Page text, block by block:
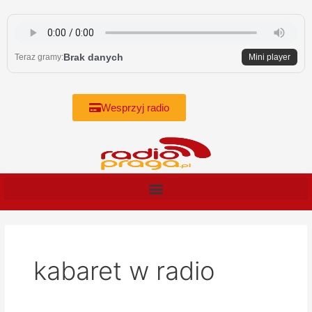
content
Teraz gramy:Brak danych Mini player
Wesprzyj radio
kabaret w radio